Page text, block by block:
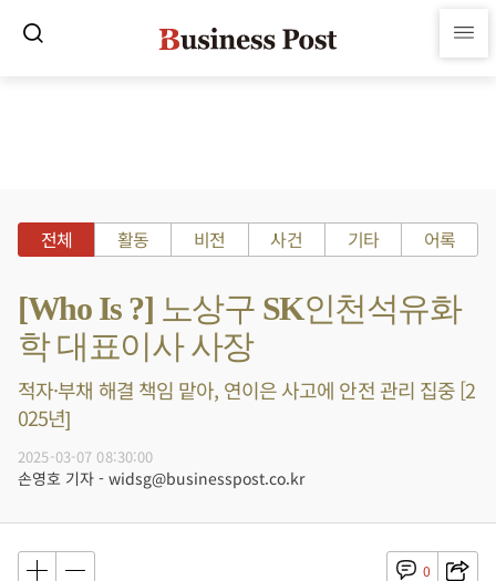
전체 활동 비전 사건 기타 어록
[Who Is ?] 노상구 SK인천석유화
학 대표이사 사장
적자·부채 해결 책임 맡아, 연이은 사고에 안전 관리 집중 [2
025년]
2025-03-07 08:30:00
손영호 기자 - widsg@businesspost.co.kr
0